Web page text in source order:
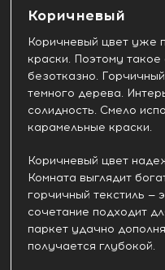
Коричневый
Коричневый цвет уже
краски. Поэтому
безотказно.
темного дерева.
солидность. Смело
карамельные краски.
Коричневый цвет
Комната выглядит
горчичный текстиль —
сочетание подходит
паркет удачно
получается глубокой.